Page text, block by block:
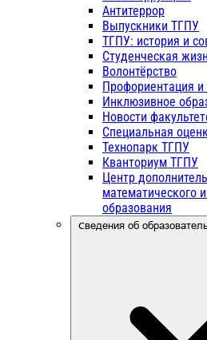
Антитеррор
Выпускники ТГПУ
ТГПУ: история и
Студенческая
Волонтёрство
Профориентация и
Инклюзивное
Новости
Специальная
Технопарк ТГПУ
Кванториум ТГПУ
Центр
математического
образования
Сведения об